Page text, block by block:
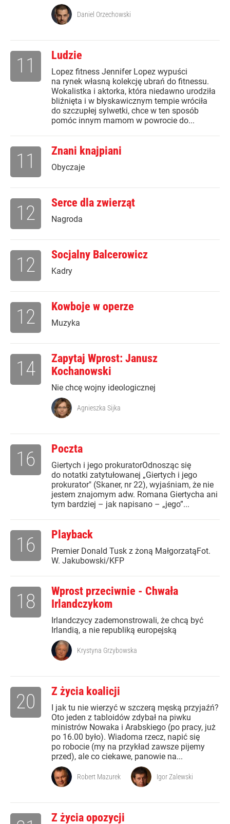
Daniel Orzechowski
Ludzie
Lopez fitness Jennifer Lopez wypuści
na rynek własną kolekcję ubrań do fitnessu.
Wokalistka i aktorka, która niedawno urodziła
bliźnięta i w błyskawicznym tempie wróciła
do szczupłej sylwetki, chce w ten sposób
pomóc innym mamom w powrocie do...
11
Znani knajpiani
Obyczaje
11
Serce dla zwierząt
Nagroda
12
Socjalny Balcerowicz
Kadry
12
Kowboje w operze
Muzyka
12
Zapytaj Wprost: Janusz
Kochanowski
Nie chcę wojny ideologicznej
14
Agnieszka Sijka
Poczta
Giertych i jego prokuratorOdnosząc się
do notatki zatytułowanej „Giertych i jego
prokurator" (Skaner, nr 22), wyjaśniam, że nie
jestem znajomym adw. Romana Giertycha ani
tym bardziej – jak napisano – „jego”...
16
Playback
Premier Donald Tusk z żoną MałgorzatąFot.
W. Jakubowski/KFP
16
Wprost przeciwnie - Chwała
Irlandczykom
Irlandczycy zademonstrowali, że chcą być
Irlandią, a nie republiką europejską
18
Krystyna Grzybowska
Z życia koalicji
I jak tu nie wierzyć w szczerą męską przyjaźń?
Oto jeden z tabloidów zdybał na piwku
ministrów Nowaka i Arabskiego (po pracy, już
po 16.00 było). Wiadoma rzecz, napić się
po robocie (my na przykład zawsze pijemy
przed), ale co ciekawe, panowie na...
20
Robert Mazurek Igor Zalewski
Z życia opozycji